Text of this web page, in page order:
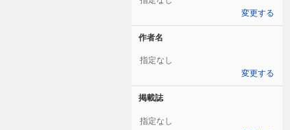
変更する
作者名
指定なし
変更する
掲載誌
指定なし